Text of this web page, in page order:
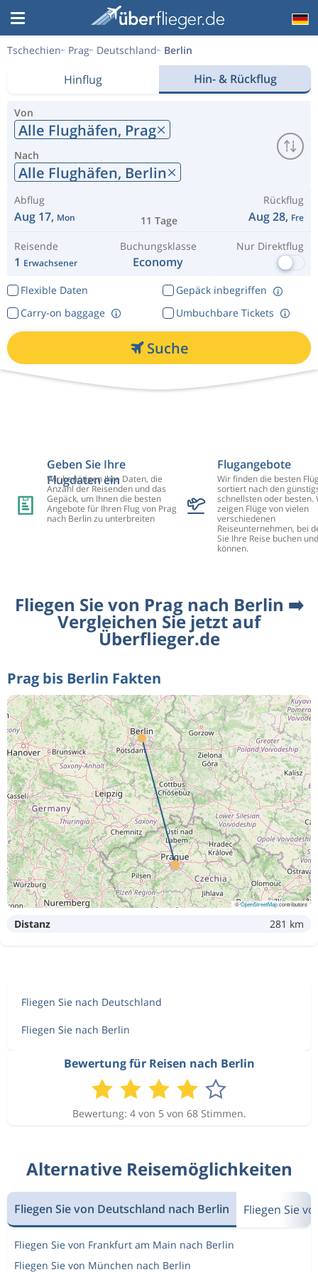
Tschechien Prag Deutschland Berlin
Hinflug Hin- & Rückflug
Von
Alle Flughäfen, Prag
Nach
Alle Flughäfen, Berlin
Abflug
Aug 17, Mon 11 Tage
Rückflug
Aug 28, Fre
Reisende
1 Erwachsener
Buchungsklasse
Economy
Nur Direktflug
Flexible Daten
Gepäck inbegriffen
Umbuchbare Tickets
Carry-on baggage
Suche
Geben Sie Ihre
Flugdaten ein
Wir benötigen Ihre Daten, die
Anzahl der Reisenden und das
Gepäck, um Ihnen die besten
Angebote für Ihren Flug von Prag
nach Berlin zu unterbreiten
Flugangebote
Wir finden die besten
sortiert nach den
schnellsten oder besten.
zeigen Flüge von vielen
verschiedenen
Reiseunternehmen, bei
Sie Ihre Reise buchen
können.
Fliegen Sie von Prag nach Berlin ➡️
Vergleichen Sie jetzt auf
Überflieger.de
Prag bis Berlin Fakten
©OpenStreetMapcontributors
Distanz 281 km
Fliegen Sie nach Deutschland
Fliegen Sie nach Berlin
Bewertung für Reisen nach Berlin
Bewertung: 4 von 5 von 68 Stimmen.
Alternative Reisemöglichkeiten
Fliegen Sie von Deutschland nach Berlin Fliegen Sie
Fliegen Sie von Frankfurt am Main nach Berlin
Fliegen Sie von München nach Berlin